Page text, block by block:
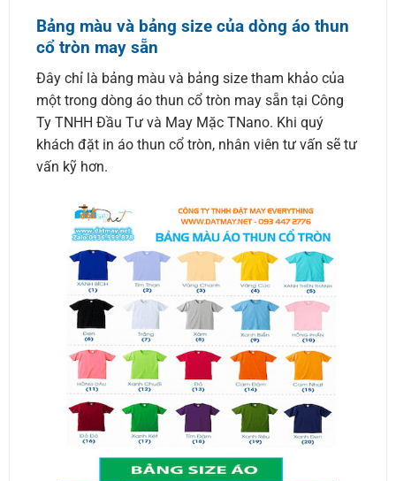
Bảng màu và bảng size của dòng áo thun
cổ tròn may sẵn
Đây chỉ là bảng màu và bảng size tham khảo của
một trong dòng áo thun cổ tròn may sẵn tại Công
Ty TNHH Đầu Tư và May Mặc TNano. Khi quý
khách đặt in áo thun cổ tròn, nhân viên tư vấn sẽ tư
vấn kỹ hơn.